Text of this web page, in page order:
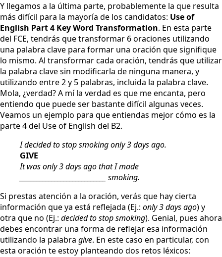
Y llegamos a la última parte, probablemente la que resulta
más difícil para la mayoría de los candidatos: Use of
English Part 4 Key Word Transformation. En esta parte
del FCE, tendrás que transformar 6 oraciones utilizando
una palabra clave para formar una oración que signifique
lo mismo. Al transformar cada oración, tendrás que utilizar
la palabra clave sin modificarla de ninguna manera, y
utilizando entre 2 y 5 palabras, incluida la palabra clave.
Mola, ¿verdad? A mí la verdad es que me encanta, pero
entiendo que puede ser bastante difícil algunas veces.
Veamos un ejemplo para que entiendas mejor cómo es la
parte 4 del Use of English del B2.
I decided to stop smoking only 3 days ago.
GIVE
It was only 3 days ago that I made
_____________________________ smoking.
Si prestas atención a la oración, verás que hay cierta
información que ya está reflejada (Ej.: only 3 days ago) y
otra que no (Ej.: decided to stop smoking). Genial, pues ahora
debes encontrar una forma de reflejar esa información
utilizando la palabra give. En este caso en particular, con
esta oración te estoy planteando dos retos léxicos: